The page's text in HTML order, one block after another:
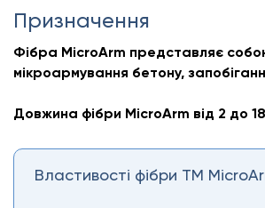
Призначення
Фібра MicroArm представляє собою
мікроармування бетону,
Довжина фібри MicroArm від 2 до
Властивості фібри ТМ